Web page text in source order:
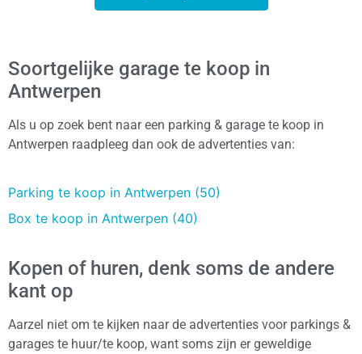
Soortgelijke garage te koop in
Antwerpen
Als u op zoek bent naar een parking & garage te koop in
Antwerpen raadpleeg dan ook de advertenties van:
Parking te koop in Antwerpen (50)
Box te koop in Antwerpen (40)
Kopen of huren, denk soms de andere
kant op
Aarzel niet om te kijken naar de advertenties voor parkings &
garages te huur/te koop, want soms zijn er geweldige